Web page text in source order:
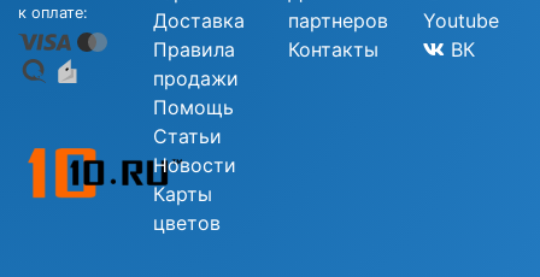
к оплате:
Доставка
Правила
продажи
Помощь
Статьи
Новости
Карты
цветов
партнеров
Контакты
Youtube
ВК